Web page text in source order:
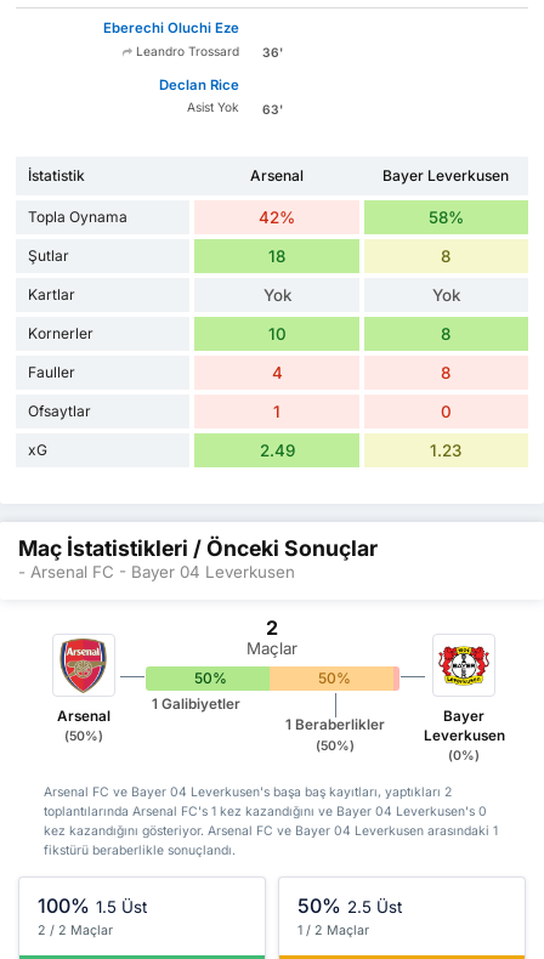
Eberechi Oluchi Eze
Leandro Trossard 36'
Declan Rice
Asist Yok 63'
İstatistik Arsenal Bayer Leverkusen
Topla Oynama 42% 58%
Şutlar 18 8
Kartlar Yok Yok
Kornerler 10 8
Fauller 4 8
Ofsaytlar 1 0
xG 2.49 1.23
Maç İstatistikleri / Önceki Sonuçlar
- Arsenal FC - Bayer 04 Leverkusen
Arsenal
(50%)
2
Maçlar
50% 50% 0%
1 Galibiyetler
1 Beraberlikler
(50%)
Bayer
Leverkusen
(0%)
Arsenal FC ve Bayer 04 Leverkusen's başa baş kayıtları, yaptıkları 2
toplantılarında Arsenal FC's 1 kez kazandığını ve Bayer 04 Leverkusen's 0
kez kazandığını gösteriyor. Arsenal FC ve Bayer 04 Leverkusen arasındaki 1
fikstürü beraberlikle sonuçlandı.
100% 1.5 Üst
2 / 2 Maçlar
50% 2.5 Üst
1 / 2 Maçlar